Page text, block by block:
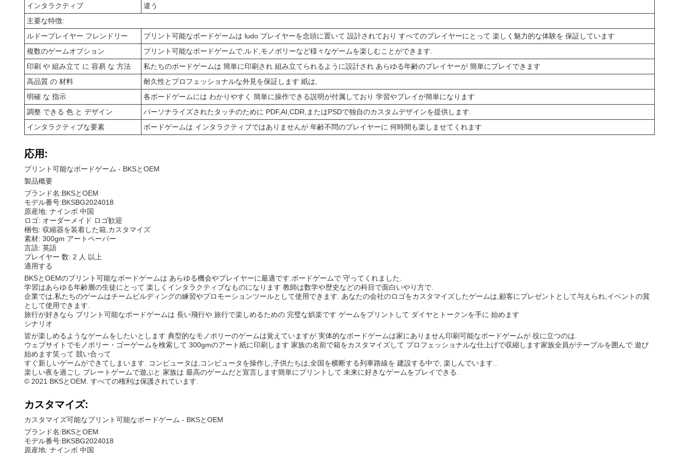
インタラクティブ
違う
主要な特徴:
ルドープレイヤー フレンドリー
プリント可能なボードゲームは ludo プレイヤーを念頭に置いて 設計されており すべてのプレイヤーにとって 楽しく魅力的な体験を 保証しています
複数のゲームオプション
プリント可能なボードゲームで,ルド,モノポリーなど様々なゲームを楽しむことができます.
印刷 や 組み立て に 容易 な 方法
私たちのボードゲームは 簡単に印刷され 組み立てられるように設計され あらゆる年齢のプレイヤーが 簡単にプレイできます
高品質 の 材料
耐久性とプロフェッショナルな外見を保証します 紙は,
明確 な 指示
各ボードゲームには わかりやすく 簡単に操作できる説明が付属しており 学習やプレイが簡単になります
調整 できる 色 と デザイン
パーソナライズされたタッチのために PDF,AI,CDR,またはPSDで独自のカスタムデザインを提供します.
インタラクティブな要素
ボードゲームは インタラクティブではありませんが 年齢不問のプレイヤーに 何時間も楽しませてくれます
応用:
プリント可能なボードゲーム - BKSとOEM
製品概要
ブランド名:BKSとOEM
モデル番号:BKSBG2024018
原産地: ナインボ 中国
ロゴ: オーダーメイド ロゴ歓迎
梱包: 収縮器を装着した箱,カスタマイズ
素材: 300gm アートペーパー
言語: 英語
プレイヤー 数: 2 人 以上
適用する
BKSとOEMのプリント可能なボードゲームは あらゆる機会やプレイヤーに最適です.ボードゲームで 守ってくれました.
学習はあらゆる年齢層の生徒にとって 楽しくインタラクティブなものになります 教師は数学や歴史などの科目で面白いやり方で.
企業では,私たちのゲームはチームビルディングの練習やプロモーションツールとして使用できます. あなたの会社のロゴをカスタマイズしたゲームは,顧客にプレゼントとして与えられ,イベントの賞
として使用できます.
旅行が好きなら プリント可能なボードゲームは 長い飛行や 旅行で楽しめるための 完璧な娯楽です ゲームをプリントして ダイヤとトークンを手に 始めます
シナリオ
皆が楽しめるようなゲームをしたいとします 典型的なモノポリーのゲームは覚えていますが 実体的なボードゲームは家にありません印刷可能なボードゲームが 役に立つのは.
ウェブサイトでモノポリー・ゴーゲームを検索して 300gmのアート紙に印刷します 家族の名前で箱をカスタマイズして プロフェッショナルな仕上げで収縮します家族全員がテーブルを囲んで 遊び
始めます笑って 競い合って
すぐ新しいゲームができてしまいます. コンピュータは,コンピュータを操作し,子供たちは,全国を横断する列車路線を 建設する中で, 楽しんでいます..
楽しい夜を過ごし プレートゲームで遊ぶと 家族は 最高のゲームだと宣言します簡単にプリントして 未来に好きなゲームをプレイできる.
© 2021 BKSとOEM. すべての権利は保護されています.
カスタマイズ:
カスタマイズ可能なプリント可能なボードゲーム - BKSとOEM
ブランド名:BKSとOEM
モデル番号:BKSBG2024018
原産地: ナインボ 中国